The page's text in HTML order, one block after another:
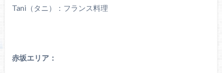
Tani（タニ）：フランス料理
赤坂エリア：